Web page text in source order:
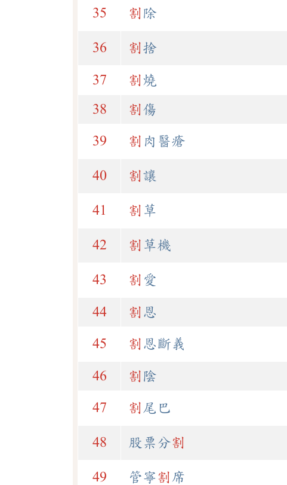
35 割 除
36 割捨
37 割燒
38 割傷
39 割 肉醫瘡
40 割讓
41 割 草
42 割 草機
43 割 愛
44 割 恩
45 割 恩斷義
46 割 陰
47 割 尾巴
48 股票分割
49 管寧割 席